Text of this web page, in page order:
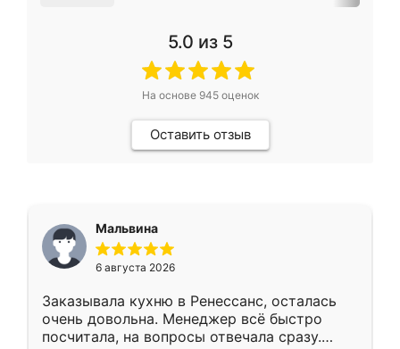
5.0 из 5
На основе 945оценок
Оставить отзыв
Мальвина
6 августа 2026
Заказывала кухню в Ренессанс, осталась
очень довольна. Менеджер всё быстро
посчитала, на вопросы отвечала сразу.